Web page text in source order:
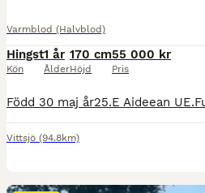
Varmblod (Halvblod)
Hingst
Kön
1 år
Ålder
170 cm
Höjd
55 000 kr
Pris
Vittsjö (94.8km)